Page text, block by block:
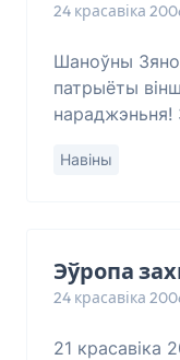
24 красавіка
Шаноўны
патрыёты
дзейнасьці!
Навіны
Эўропа
24 красавіка
21 красавіка